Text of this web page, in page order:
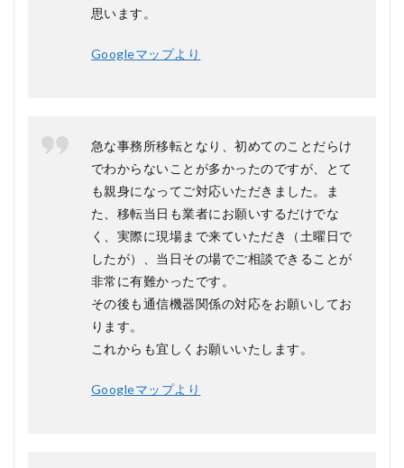
思います。
Googleマップより
急な事務所移転となり、初めてのことだらけ
でわからないことが多かったのですが、とて
も親身になってご対応いただきました。ま
た、移転当日も業者にお願いするだけでな
く、実際に現場まで来ていただき（土曜日で
したが）、当日その場でご相談できることが
非常に有難かったです。
その後も通信機器関係の対応をお願いしてお
ります。
これからも宜しくお願いいたします。
Googleマップより